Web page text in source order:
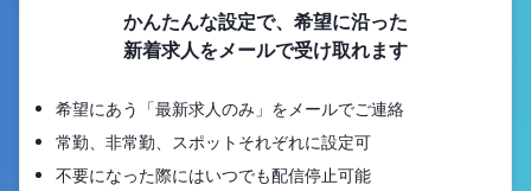
かんたんな設定で、希望に沿った
新着求人をメールで受け取れます
希望にあう「最新求人のみ」をメールでご連絡
常勤、非常勤、スポットそれぞれに設定可
不要になった際にはいつでも配信停止可能